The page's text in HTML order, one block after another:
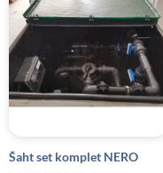
Šaht set komplet NERO
243.158,00
do
374.909,00